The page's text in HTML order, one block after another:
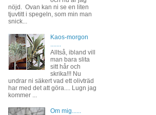
nöjd. Ovan kan ni se en liten
tjuvtitt i spegeln, som min man
snick...
Kaos-morgon
Alltså, ibland vill
man bara slita
sitt hår och
skrika!!! Nu
undrar ni säkert vad ett olivträd
har med det att göra.... Lugn jag
kommer ...
Om mig......